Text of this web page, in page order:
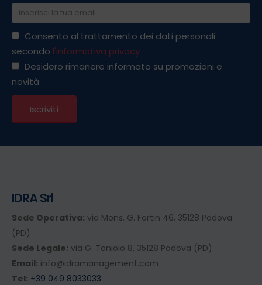
Consento al trattamento dei dati personali
secondo l'informativa privacy
Desidero rimanere informato su promozioni e
novità
IDRA Srl
Sede Operativa: via Mons. G. Fortin 46, 35128 Padova
(PD)
Sede Legale: via G. Toniolo 8, 35128 Padova (PD)
Email: info@idramanagement.com
Tel: +39 049 8033033